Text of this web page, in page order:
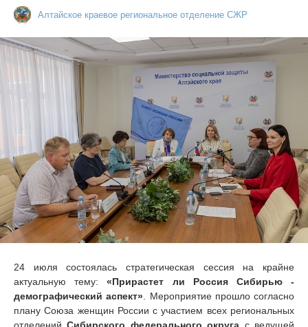
Алтайское краевое региональное отделение СЖР
24 июля состоялась стратегическая сессия на крайне
актуальную тему:«Прирастет ли Россия Сибирью -
демографический аспект» . Мероприятие прошло согласно
плану Союза женщин России с участием всех региональных